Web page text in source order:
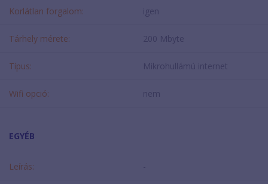
Korlátlan forgalom: igen
Tárhely mérete: 200 Mbyte
Típus: Mikrohullámú internet
Wifi opció: nem
EGYÉB
Leírás: -